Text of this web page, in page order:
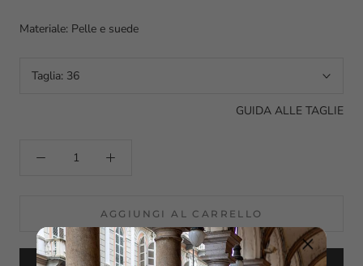
Materiale: Pelle e suede
Taglia: 36
GUIDA ALLE TAGLIE
AGGIUNGI AL CARRELLO